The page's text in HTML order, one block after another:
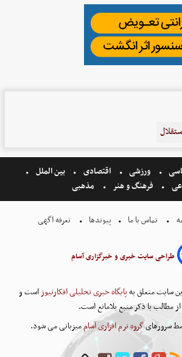
ورزشی اقتصادی
بین الملل
فرهنگ و هنر مذهبی
تماس با ما پیوندها تعرفه اگهی
طراحی سایت خبری و خبرگزاری آسام
سایت متعلق بهپایگاه خبری تحلیلی افکارنیوزاست و
مطالب با ذکر منبع بلامانع است.
سرورهایگروه نرم افزاری آساممیزبانی می شود.